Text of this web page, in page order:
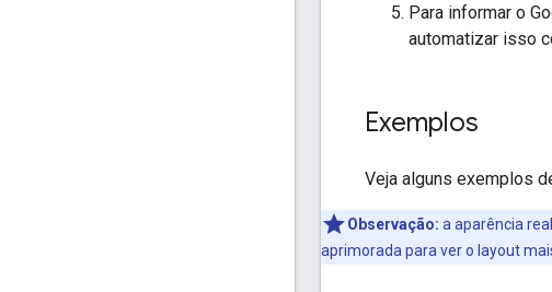
Para informar o
automatizar isso
Exemplos
Veja alguns exemplos
Observação: a aparência
aprimorada para ver o layout